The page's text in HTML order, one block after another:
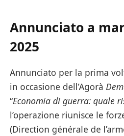
Annunciato a
2025
Annunciato per la prima
in occasione dell’Agorà
“Economia di guerra: quale
l’operazione riunisce le
(Direction générale de